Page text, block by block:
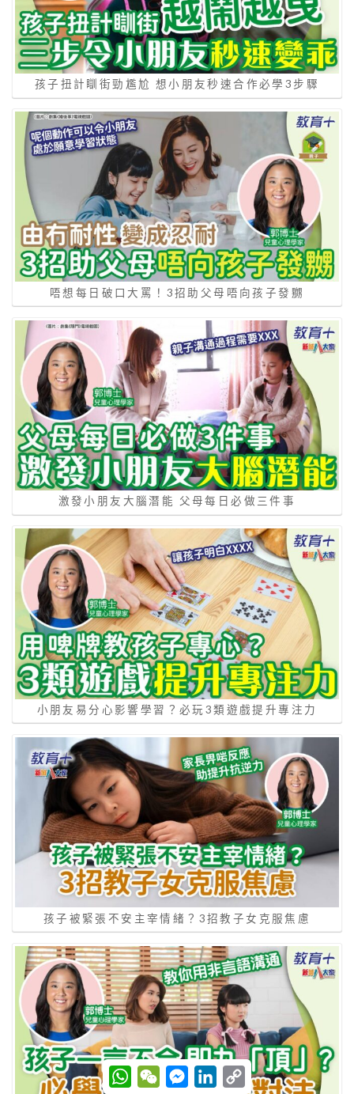
孩子扭計瞓街勁尷尬 想小朋友秒速合作必學3步驟
唔想每日破口大罵！3招助父母唔向孩子發嬲
激發小朋友大腦潛能 父母每日必做三件事
小朋友易分心影響學習？必玩3類遊戲提升專注力
孩子被緊張不安主宰情緒？3招教子女克服焦慮
W
h
W
e
M
e
L
C
o